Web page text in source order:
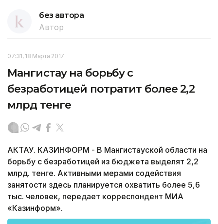
без автора
Автор
07:31, 18 Марта 2017
Мангистау на борьбу с
безработицей потратит более 2,2
млрд тенге
АКТАУ. КАЗИНФОРМ - В Мангистауской области на
борьбу с безработицей из бюджета выделят 2,2
млрд. тенге. Активными мерами содействия
занятости здесь планируется охватить более 5,6
тыс. человек, передает корреспондент МИА
«Казинформ».